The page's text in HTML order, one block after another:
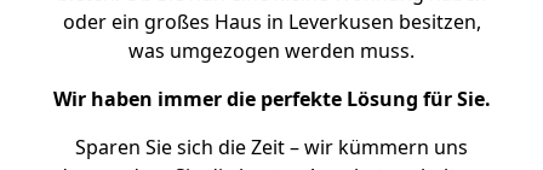
oder ein großes Haus in Leverkusen besitzen,
was umgezogen werden muss.
Wir haben immer die perfekte Lösung für Sie.
Sparen Sie sich die Zeit – wir kümmern uns